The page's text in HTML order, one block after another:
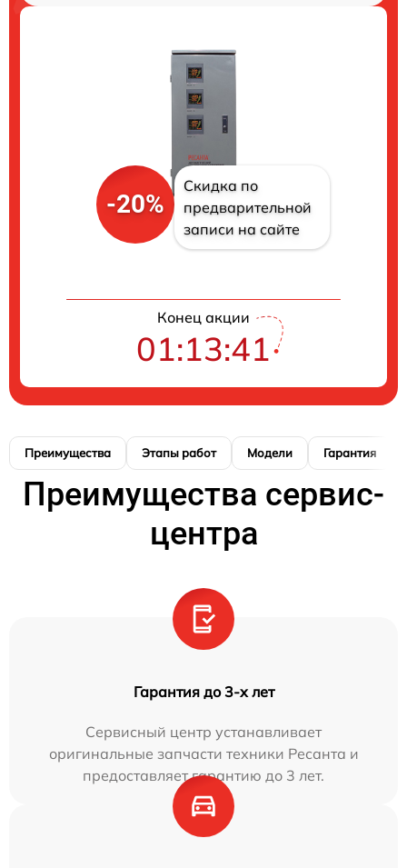
-20%
Скидка по
предварительной
записи на сайте
Конец акции
01:13:41
Преимущества Этапы работ Модели Гарантия
Преимущества сервис-
центра
Гарантия до 3-х лет
Сервисный центр устанавливает
оригинальные запчасти техники Ресанта и
предоставляет гарантию до 3 лет.